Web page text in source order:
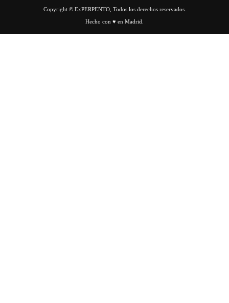
Copyright © ExPERPENTO, Todos los derechos reservados.
Hecho con ♥ en Madrid.